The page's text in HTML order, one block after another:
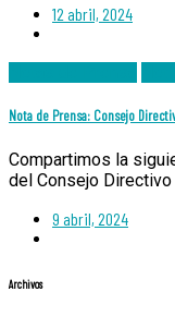
12 abril, 2024
Nota de Prensa: Consejo
Compartimos la
del Consejo
9 abril, 2024
Archivos